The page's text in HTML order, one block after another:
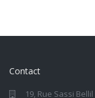
Contact
19, Rue Sassi